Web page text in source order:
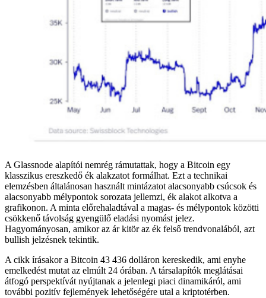
A Glassnode alapítói nemrég rámutattak, hogy a Bitcoin egy
klasszikus ereszkedő ék alakzatot formálhat. Ezt a technikai
elemzésben általánosan használt mintázatot alacsonyabb csúcsok és
alacsonyabb mélypontok sorozata jellemzi, ék alakot alkotva a
grafikonon. A minta előrehaladtával a magas- és mélypontok közötti
csökkenő távolság gyengülő eladási nyomást jelez.
Hagyományosan, amikor az ár kitör az ék felső trendvonalából, azt
bullish jelzésnek tekintik.
A cikk írásakor a Bitcoin 43 436 dolláron kereskedik, ami enyhe
emelkedést mutat az elmúlt 24 órában. A társalapítók meglátásai
átfogó perspektívát nyújtanak a jelenlegi piaci dinamikáról, ami
további pozitív fejlemények lehetőségére utal a kriptotérben.